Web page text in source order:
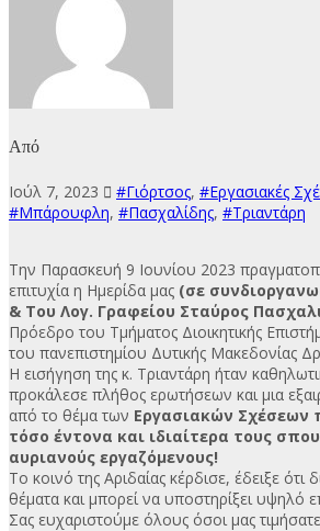
Από
Ιούλ 7, 2023 #Γιόρτσος, #Εργασιακές
#Μπάρουφλη, #Πασχαλίδης, #Τριαντάρη
Την Παρασκευή 9 Ιουνίου 2023
επιτυχία η Ημερίδα μας (σε
& Του Λογ. Γραφείου Σταύρος
Πρόεδρο του Τμήματος Διοικητικής
του πανεπιστημίου Δυτικής Μακεδονίας
Η εισήγηση της κ. Τριαντάρη ήταν
προκάλεσε πλήθος ερωτήσεων και μια
από το θέμα των Εργασιακών Σχέσεων
τόσο έντονα και ιδιαίτερα τους
αυριανούς εργαζόμενους!
Το κοινό της Αριδαίας κέρδισε, έδειξε ότι
θέματα και μπορεί να υποστηρίξει υψηλό
Σας ευχαριστούμε όλους όσοι μας